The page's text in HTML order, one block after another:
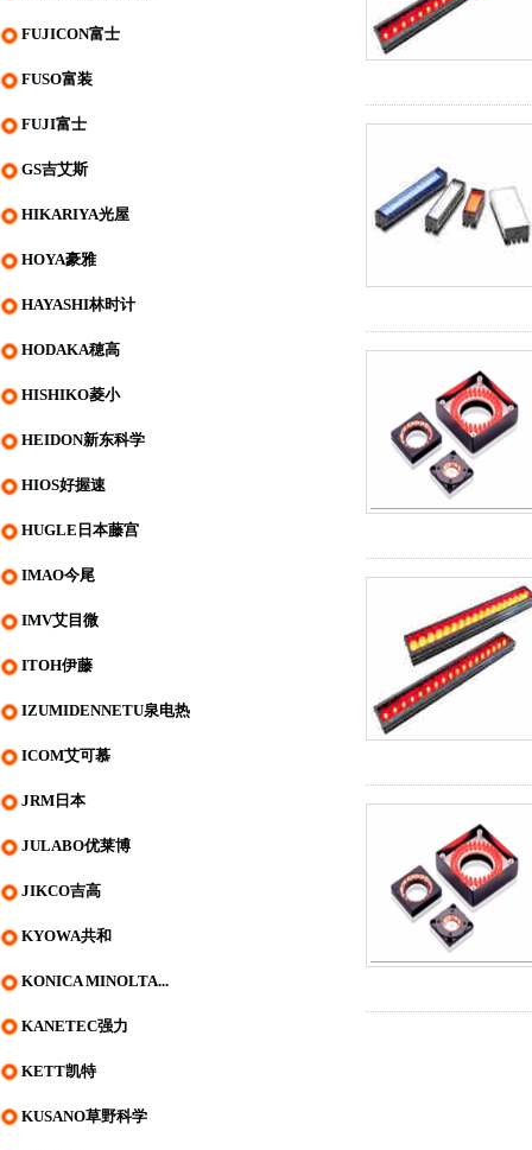
FUJICON富士
FUSO富装
FUJI富士
GS吉艾斯
HIKARIYA光屋
HOYA豪雅
HAYASHI林时计
HODAKA穂高
HISHIKO菱小
HEIDON新东科学
HIOS好握速
HUGLE日本藤宫
IMAO今尾
IMV艾目微
ITOH伊藤
IZUMIDENNETU泉电热
ICOM艾可慕
JRM日本
JULABO优莱博
JIKCO吉高
KYOWA共和
KONICA MINOLTA...
KANETEC强力
KETT凯特
KUSANO草野科学